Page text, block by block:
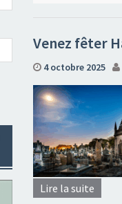
Venez fêter
4 octobre 2025
Lire la suite